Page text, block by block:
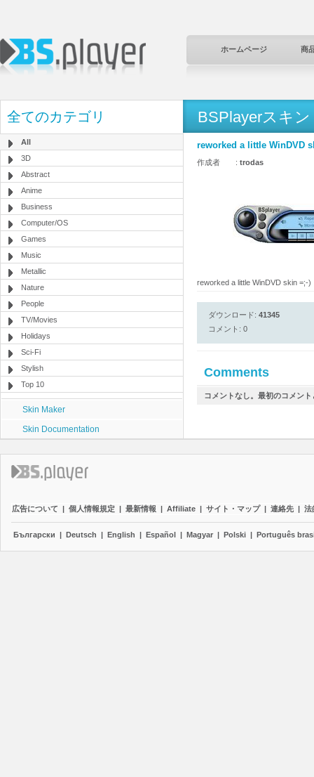
ホームページ 商
全てのカテゴリ
All
3D
Abstract
Anime
Business
Computer/OS
Games
Music
Metallic
Nature
People
TV/Movies
Holidays
Sci-Fi
Stylish
Top 10
Skin Maker
Skin Documentation
BSPlayerスキン
reworked a little WinDVD
作成者 : trodas
reworked a little WinDVD skin =;-)
ダウンロード: 41345
コメント: 0
Comments
コメントなし。最初のコメン
広告について | 個人情報規定 | 最新情報 | Affiliate | サイト・マップ | 連絡先 | 法
Български | Deutsch | English | Español | Magyar | Polski | Português